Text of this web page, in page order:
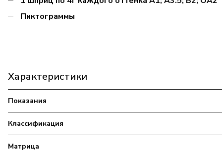
Пиктограммы
Характеристики
Показания
Классификация
Матрица